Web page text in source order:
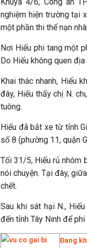
nghiệm hiện trường tại
một phần thi thể nạn
Nơi Hiếu phi tang một
Do Hiếu không quen
Khai thác nhanh, Hiếu
đây, Hiếu thấy chị N.
tuông.
Hiếu đã bắt xe từ tỉnh
số 8 (phường 11, quận
Tối 31/5, Hiếu rủ nhóm
nói chuyện. Tại đây,
chết.
Sau khi sát hại N.,
đến tỉnh Tây Ninh để phi
Đang